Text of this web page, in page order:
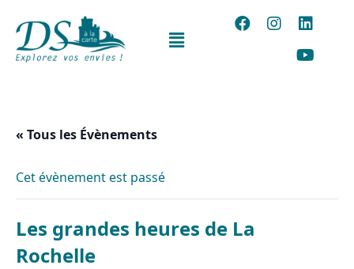
« Tous les Évènements
Cet évènement est passé
Les grandes heures de La
Rochelle